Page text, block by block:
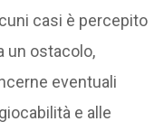
casi è percepito
un ostacolo,
eventuali
e alle